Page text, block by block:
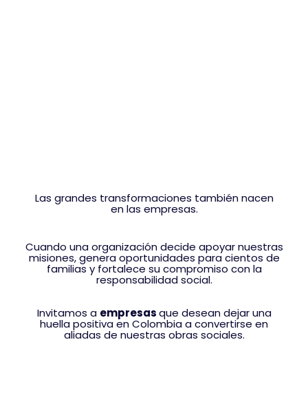
Las grandes transformaciones también nacen
en las empresas.
Cuando una organización decide apoyar nuestras
misiones, genera oportunidades para cientos de
familias y fortalece su compromiso con la
responsabilidad social.
Invitamos a empresasque desean dejar una
huella positiva en Colombia a convertirse en
aliadas de nuestras obras sociales.